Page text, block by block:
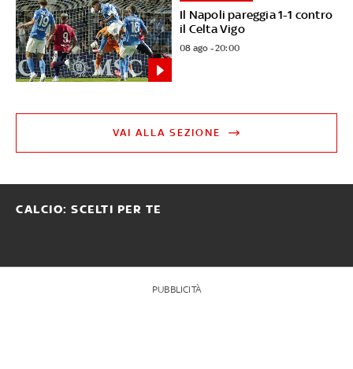
Il Napoli pareggia 1-1 contro
il Celta Vigo
08 ago - 20:00
VAI ALLA SEZIONE
CALCIO: SCELTI PER TE
PUBBLICITÀ